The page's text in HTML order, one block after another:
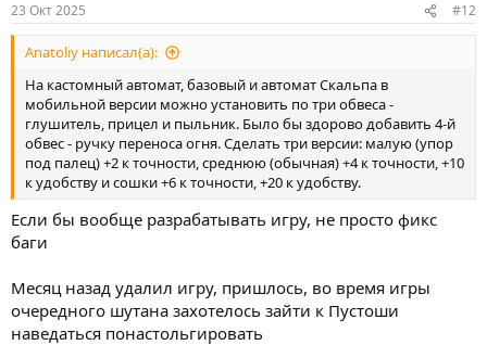
23 Окт 2025 #12
Anatoliy написал(а):
На кастомный автомат, базовый и автомат Скальпа в
мобильной версии можно установить по три обвеса -
глушитель, прицел и пыльник. Было бы здорово добавить 4-й
обвес - ручку переноса огня. Сделать три версии: малую (упор
под палец) +2 к точности, среднюю (обычная) +4 к точности, +10
к удобству и сошки +6 к точности, +20 к удобству.
Если бы вообще разрабатывать игру, не просто фикс
баги
Месяц назад удалил игру, пришлось, во время игры
очередного шутана захотелось зайти к Пустоши
наведаться понастольгировать